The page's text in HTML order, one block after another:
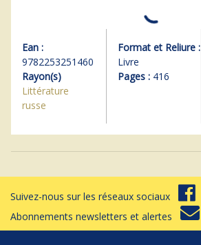
Ean :
9782253251460
Rayon(s)
Littérature
russe
Format et Reliure :
Livre
Pages :416
Suivez-nous sur les réseaux sociaux
Abonnements newsletters et alertes